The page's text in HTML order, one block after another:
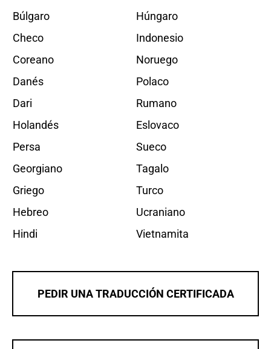
Búlgaro
Checo
Coreano
Danés
Dari
Holandés
Persa
Georgiano
Griego
Hebreo
Hindi
Húngaro
Indonesio
Noruego
Polaco
Rumano
Eslovaco
Sueco
Tagalo
Turco
Ucraniano
Vietnamita
PEDIR UNA TRADUCCIÓN CERTIFICADA